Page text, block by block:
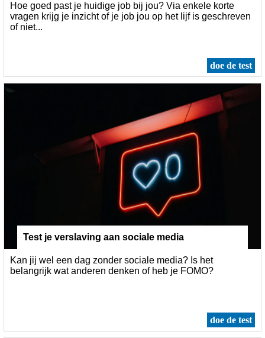
Hoe goed past je huidige job bij jou? Via enkele korte
vragen krijg je inzicht of je job jou op het lijf is geschreven
of niet...
doe de test
Test je verslaving aan sociale media
Kan jij wel een dag zonder sociale media? Is het
belangrijk wat anderen denken of heb je FOMO?
doe de test